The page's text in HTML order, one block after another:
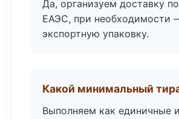
Да, организуем доставку
ЕАЭС, при необходимости
экспортную упаковку.
Какой минимальный
Выполняем как единичные